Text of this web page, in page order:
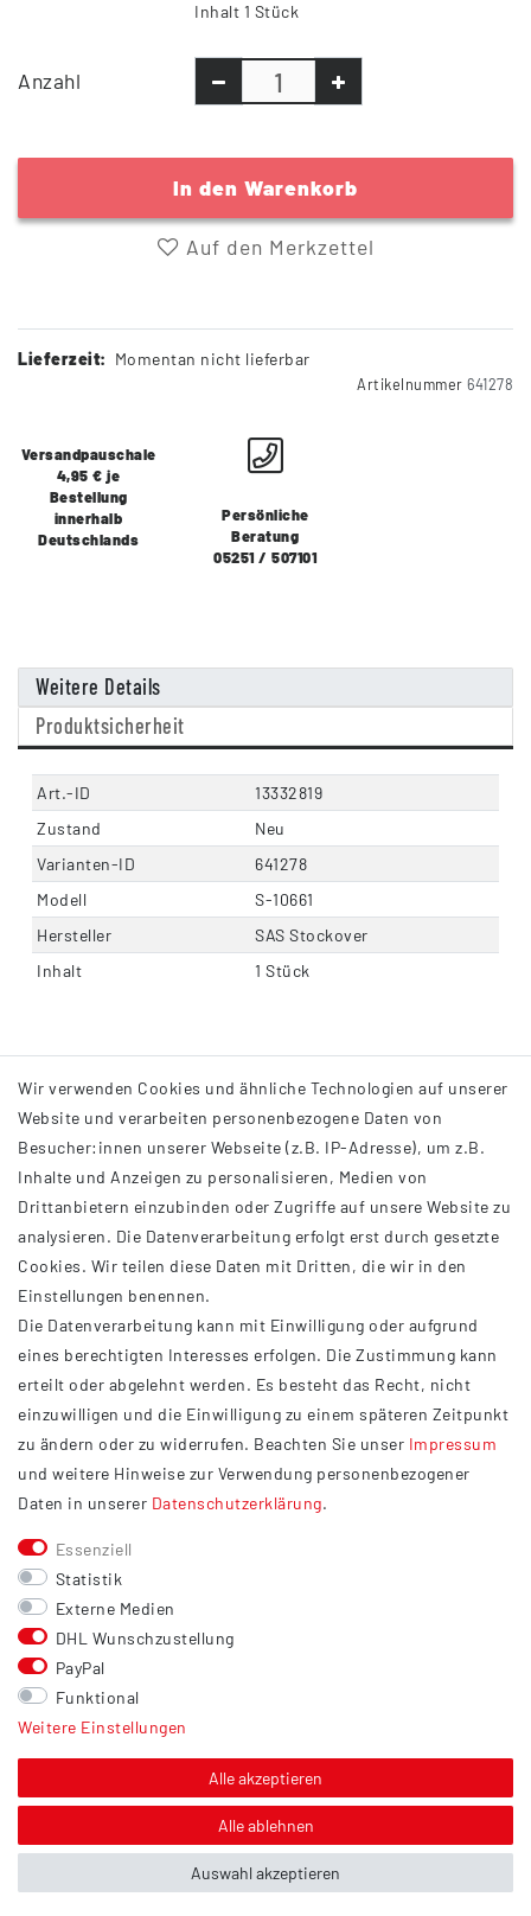
Inhalt 1 Stück
Anzahl
In den Warenkorb
Auf den Merkzettel
Lieferzeit: Momentan nicht lieferbar
Artikelnummer 641278
Versandpauschale
4,95 € je
Bestellung
innerhalb
Deutschlands
Persönliche
Beratung
05251 / 507101
Weitere Details
Produktsicherheit
Art.-ID
13332819
Zustand
Neu
Varianten-ID
641278
Modell
S-10661
Hersteller
SAS Stockover
Inhalt
1 Stück
INFORMATIONEN
AGB
Impressum
Datenschutzerklärung
Widerrufsrecht
Barrierefreiheit
Service
Kontakt
Versand
Zahlung
Vertrag widerrufen
Sonstiges
Hinweis zur Entsorgung von Altbatterien & Altöl
Über uns
Wir verwenden Cookies und ähnliche Technologien auf unserer
Website und verarbeiten personenbezogene Daten von
Besucher:innen unserer Webseite (z.B. IP-Adresse), um z.B.
Inhalte und Anzeigen zu personalisieren, Medien von
Drittanbietern einzubinden oder Zugriffe auf unsere Website zu
analysieren. Die Datenverarbeitung erfolgt erst durch gesetzte
Cookies. Wir teilen diese Daten mit Dritten, die wir in den
Einstellungen benennen.
Die Datenverarbeitung kann mit Einwilligung oder aufgrund
eines berechtigten Interesses erfolgen. Die Zustimmung kann
erteilt oder abgelehnt werden. Es besteht das Recht, nicht
einzuwilligen und die Einwilligung zu einem späteren Zeitpunkt
zu ändern oder zu widerrufen. Beachten Sie unser Impressum
und weitere Hinweise zur Verwendung personenbezogener
Daten in unserer Daten­schutz­erklärung.
Essenziell
Statistik
Externe Medien
DHL Wunschzustellung
PayPal
Funktional
Weitere Einstellungen
Alle akzeptieren
Alle ablehnen
Auswahl akzeptieren